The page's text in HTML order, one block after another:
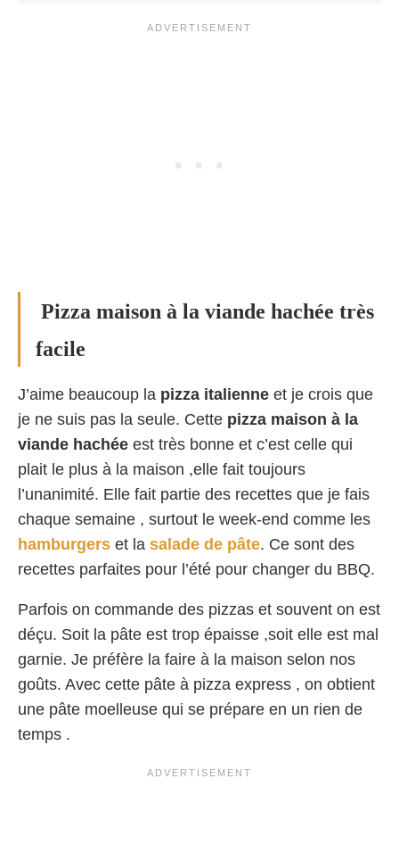
Pizza maison à la viande hachée très
facile
J’aime beaucoup la pizza italienne et je crois que
je ne suis pas la seule. Cette pizza maison à la
viande hachée est très bonne et c’est celle qui
plait le plus à la maison ,elle fait toujours
l’unanimité. Elle fait partie des recettes que je fais
chaque semaine , surtout le week-end comme les
hamburgers et la salade de pâte. Ce sont des
recettes parfaites pour l’été pour changer du BBQ.
Parfois on commande des pizzas et souvent on est
déçu. Soit la pâte est trop épaisse ,soit elle est mal
garnie. Je préfère la faire à la maison selon nos
goûts. Avec cette pâte à pizza express , on obtient
une pâte moelleuse qui se prépare en un rien de
temps .